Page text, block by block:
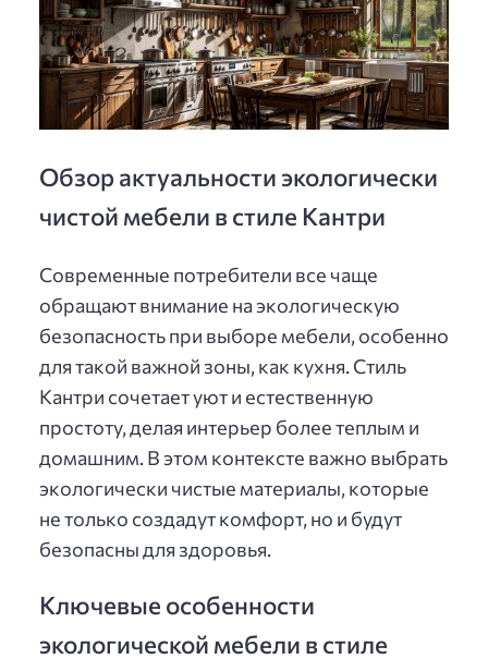
Обзор актуальности экологически
чистой мебели в стиле Кантри
Современные потребители все чаще
обращают внимание на экологическую
безопасность при выборе мебели, особенно
для такой важной зоны, как кухня. Стиль
Кантри сочетает уют и естественную
простоту, делая интерьер более теплым и
домашним. В этом контексте важно выбрать
экологически чистые материалы, которые
не только создадут комфорт, но и будут
безопасны для здоровья.
Ключевые особенности
экологической мебели в стиле